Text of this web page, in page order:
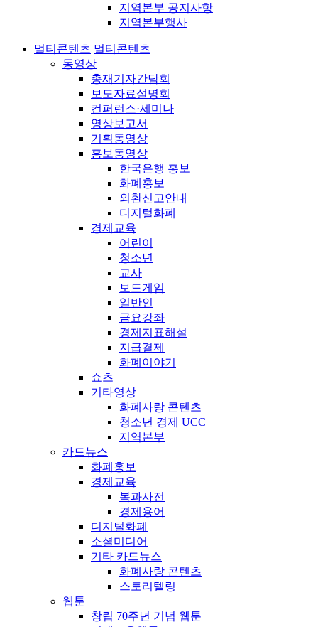
지역본부 공지사항
지역본부행사
멀티콘텐츠 멀티콘텐츠
동영상
총재기자간담회
보도자료설명회
컨퍼런스·세미나
영상보고서
기획동영상
홍보동영상
한국은행 홍보
화폐홍보
외환신고안내
디지털화폐
경제교육
어린이
청소년
교사
보드게임
일반인
금요강좌
경제지표해설
지급결제
화폐이야기
쇼츠
기타영상
화폐사랑 콘텐츠
청소년 경제 UCC
지역본부
카드뉴스
화폐홍보
경제교육
복과사전
경제용어
디지털화폐
소셜미디어
기타 카드뉴스
화폐사랑 콘텐츠
스토리텔링
웹툰
창립 70주년 기념 웹툰